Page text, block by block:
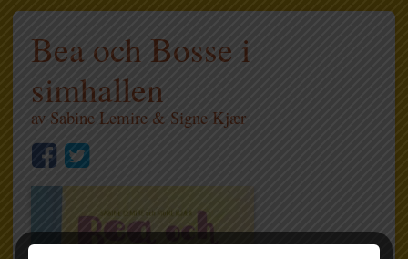
Bea och Bosse i
simhallen
av Sabine Lemire & Signe Kjær